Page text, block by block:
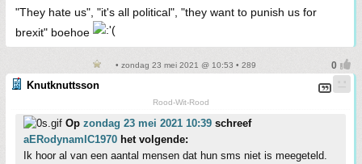
"They hate us", "it's all political", "they want to punish us for
brexit" boehoe
• zondag 23 mei 2021 @ 10:53 • 289
Knutknuttsson
Rood-Wit-Rood
Op zondag 23 mei 2021 10:39 schreef
aERodynamIC1970 het volgende:
Ik hoor al van een aantal mensen dat hun sms niet is meegeteld.